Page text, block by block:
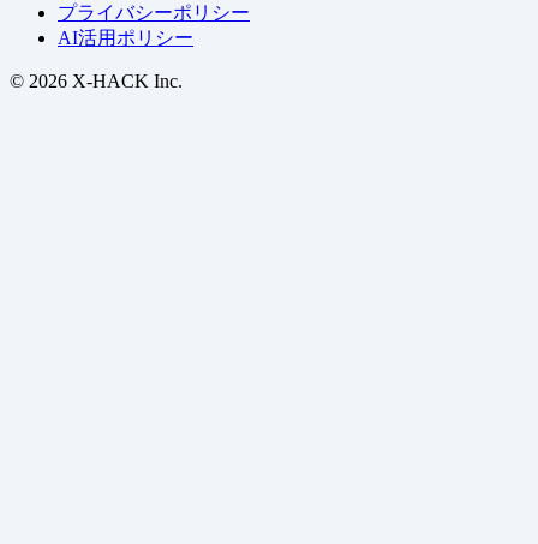
プライバシーポリシー
AI活用ポリシー
© 2026 X-HACK Inc.